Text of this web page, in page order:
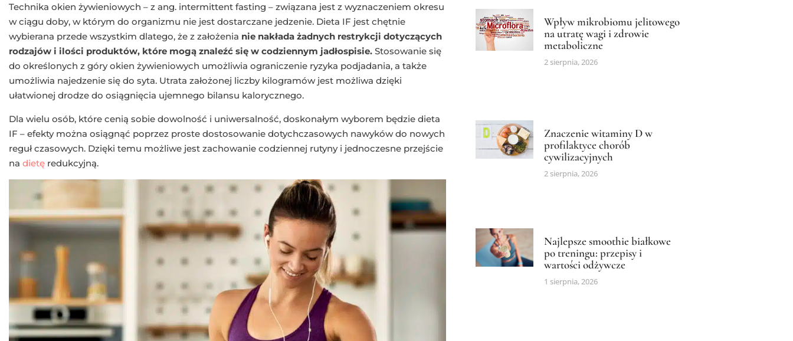
Technika okien żywieniowych – z ang. intermittent fasting – związana jest z wyznaczeniem okresu
w ciągu doby, w którym do organizmu nie jest dostarczane jedzenie. Dieta IF jest chętnie
wybierana przede wszystkim dlatego, że z założenia nie nakłada żadnych restrykcji dotyczących
rodzajów i ilości produktów, które mogą znaleźć się w codziennym jadłospisie. Stosowanie się
do określonych z góry okien żywieniowych umożliwia ograniczenie ryzyka podjadania, a także
umożliwia najedzenie się do syta. Utrata założonej liczby kilogramów jest możliwa dzięki
ułatwionej drodze do osiągnięcia ujemnego bilansu kalorycznego.
Dla wielu osób, które cenią sobie dowolność i uniwersalność, doskonałym wyborem będzie dieta
IF – efekty można osiągnąć poprzez proste dostosowanie dotychczasowych nawyków do nowych
reguł czasowych. Dzięki temu możliwe jest zachowanie codziennej rutyny i jednoczesne przejście
na dietę redukcyjną.
Wpływ mikrobiomu jelitowego
na utratę wagi i zdrowie
metaboliczne
2 sierpnia, 2026
Znaczenie witaminy D w
profilaktyce chorób
cywilizacyjnych
2 sierpnia, 2026
Najlepsze smoothie białkowe
po treningu: przepisy i
wartości odżywcze
1 sierpnia, 2026